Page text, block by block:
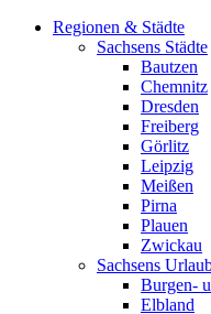
Regionen & Städte
Sachsens Städte
Bautzen
Chemnitz
Dresden
Freiberg
Görlitz
Leipzig
Meißen
Pirna
Plauen
Zwickau
Sachsens
Burgen-
Elbland